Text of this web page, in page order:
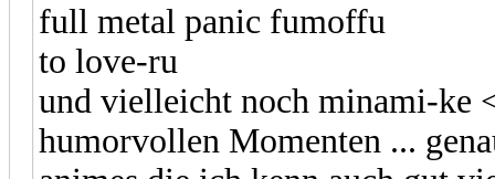
full metal panic fumoffu
to love-ru
und vielleicht noch minami-ke
humorvollen Momenten ...